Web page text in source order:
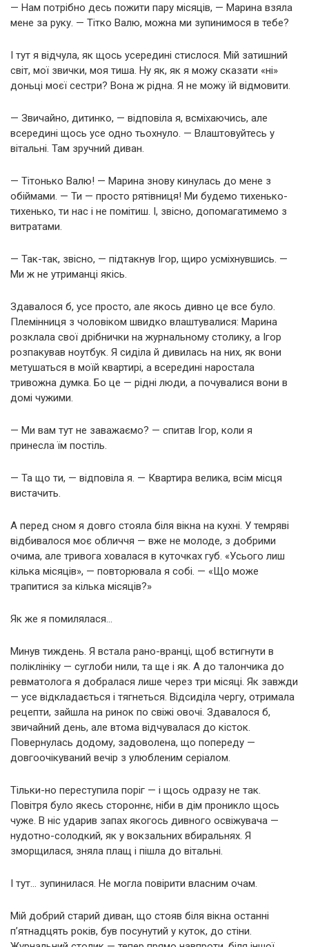
— Нам потрібно десь пожити пару місяців, — Марина взяла
мене за руку. — Тітко Валю, можна ми зупинимося в тебе?
І тут я відчула, як щось усередині стислося. Мій затишний
світ, мої звички, моя тиша. Ну як, як я можу сказати «ні»
доньці моєї сестри? Вона ж рідна. Я не можу їй відмовити.
— Звичайно, дитинко, — відповіла я, всміхаючись, але
всередині щось усе одно тьохнуло. — Влаштовуйтесь у
вітальні. Там зручний диван.
— Тітонько Валю! — Марина знову кинулась до мене з
обіймами. — Ти — просто рятівниця! Ми будемо тихенько-
тихенько, ти нас і не помітиш. І, звісно, допомагатимемо з
витратами.
— Так-так, звісно, — підтакнув Ігор, щиро усміхнувшись. —
Ми ж не утриманці якісь.
Здавалося б, усе просто, але якось дивно це все було.
Племінниця з чоловіком швидко влаштувалися: Марина
розклала свої дрібнички на журнальному столику, а Ігор
розпакував ноутбук. Я сиділа й дивилась на них, як вони
метушаться в моїй квартирі, а всередині наростала
тривожна думка. Бо це — рідні люди, а почувалися вони в
домі чужими.
— Ми вам тут не заважаємо? — спитав Ігор, коли я
принесла їм постіль.
— Та що ти, — відповіла я. — Квартира велика, всім місця
вистачить.
А перед сном я довго стояла біля вікна на кухні. У темряві
відбивалося моє обличчя — вже не молоде, з добрими
очима, але тривога ховалася в куточках губ. «Усього лиш
кілька місяців», — повторювала я собі. — «Що може
трапитися за кілька місяців?»
Як же я помилялася…
Минув тиждень. Я встала рано-вранці, щоб встигнути в
поліклініку — суглоби нили, та ще і як. А до талончика до
ревматолога я добралася лише через три місяці. Як завжди
— усе відкладається і тягнеться. Відсиділа чергу, отримала
рецепти, зайшла на ринок по свіжі овочі. Здавалося б,
звичайний день, але втома відчувалася до кісток.
Повернулась додому, задоволена, що попереду —
довгоочікуваний вечір з улюбленим серіалом.
Тільки-но переступила поріг — і щось одразу не так.
Повітря було якесь стороннє, ніби в дім проникло щось
чуже. В ніс ударив запах якогось дивного освіжувача —
нудотно-солодкий, як у вокзальних вбиральнях. Я
зморщилася, зняла плащ і пішла до вітальні.
І тут… зупинилася. Не могла повірити власним очам.
Мій добрий старий диван, що стояв біля вікна останні
п’ятнадцять років, був посунутий у куток, до стіни.